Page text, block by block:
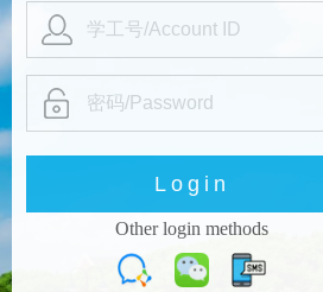
Other login methods